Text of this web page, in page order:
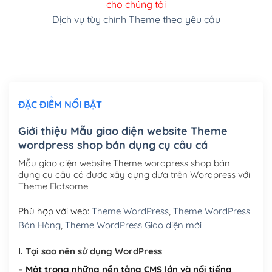
Cài đặt SMTP Mail cho site Wordpress(+100,000₫)
Mua thêm Host + Tên miền
Tên miền quốc tế .com .net .org (1 năm)
Tên miền Việt Nam .vn (1 năm)(+550,000₫)
Hosting 2GB SSD (1 năm)(+450,000₫)
Hosting 5GB SSD (1 năm) (+650,000₫)
cho chúng tôi
Dịch vụ tùy chỉnh Theme theo yêu cầu
ĐẶC ĐIỂM NỔI BẬT
Giới thiệu Mẫu giao diện website Theme
wordpress shop bán dụng cụ câu cá
Mẫu giao diện website Theme wordpress shop bán
dụng cụ câu cá được xây dựng dựa trên Wordpress với
Theme Flatsome
Phù hợp với web: Theme WordPress, Theme WordPress
Bán Hàng, Theme WordPress Giao diện mới
I. Tại sao nên sử dụng WordPress
– Một trong những nền tảng CMS lớn và nổi tiếng